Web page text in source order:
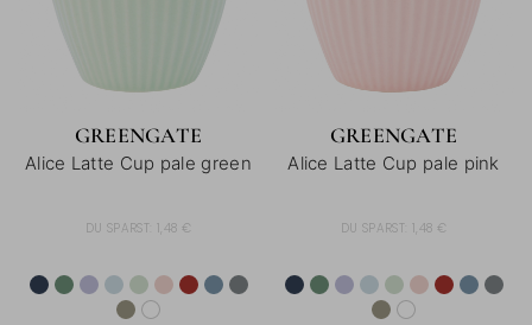
GREENGATE
Alice Latte Cup pale green
DU SPARST: 1,48 €
GREENGATE
Alice Latte Cup pale pink
DU SPARST: 1,48 €